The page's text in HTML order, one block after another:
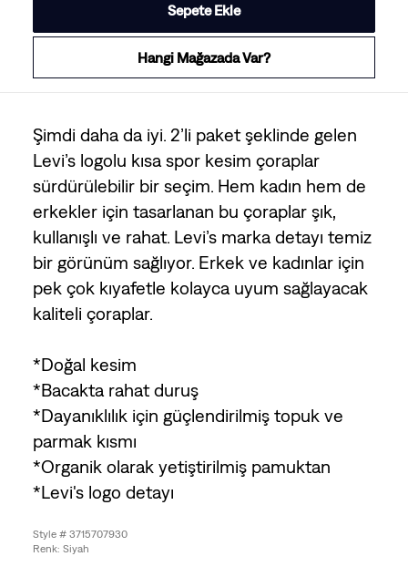
Sepete Ekle
Hangi Mağazada Var?
Şimdi daha da iyi. 2’li paket şeklinde gelen
Levi’s logolu kısa spor kesim çoraplar
sürdürülebilir bir seçim. Hem kadın hem de
erkekler için tasarlanan bu çoraplar şık,
kullanışlı ve rahat. Levi’s marka detayı temiz
bir görünüm sağlıyor. Erkek ve kadınlar için
pek çok kıyafetle kolayca uyum sağlayacak
kaliteli çoraplar.
*Doğal kesim
*Bacakta rahat duruş
*Dayanıklılık için güçlendirilmiş topuk ve
parmak kısmı
*Organik olarak yetiştirilmiş pamuktan
*Levi's logo detayı
Style # 3715707930
Renk: Siyah